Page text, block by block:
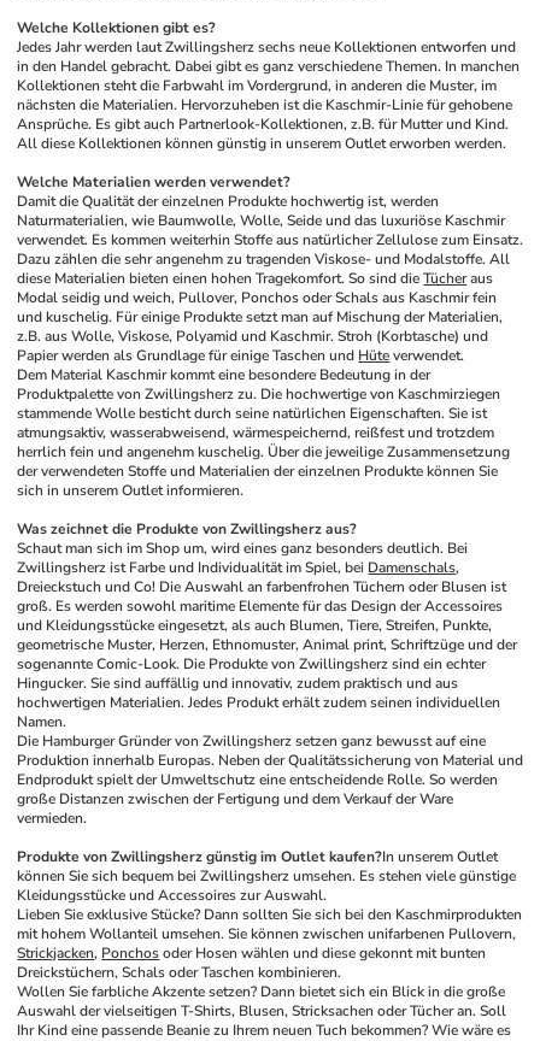
Welche Kollektionen gibt es?
Jedes Jahr werden laut Zwillingsherz sechs neue Kollektionen entworfen und
in den Handel gebracht. Dabei gibt es ganz verschiedene Themen. In manchen
Kollektionen steht die Farbwahl im Vordergrund, in anderen die Muster, im
nächsten die Materialien. Hervorzuheben ist die Kaschmir-Linie für gehobene
Ansprüche. Es gibt auch Partnerlook-Kollektionen, z.B. für Mutter und Kind.
All diese Kollektionen können günstig in unserem Outlet erworben werden.
Welche Materialien werden verwendet?
Damit die Qualität der einzelnen Produkte hochwertig ist, werden
Naturmaterialien, wie Baumwolle, Wolle, Seide und das luxuriöse Kaschmir
verwendet. Es kommen weiterhin Stoffe aus natürlicher Zellulose zum Einsatz.
Dazu zählen die sehr angenehm zu tragenden Viskose- und Modalstoffe. All
diese Materialien bieten einen hohen Tragekomfort. So sind die Tücher aus
Modal seidig und weich, Pullover, Ponchos oder Schals aus Kaschmir fein
und kuschelig. Für einige Produkte setzt man auf Mischung der Materialien,
z.B. aus Wolle, Viskose, Polyamid und Kaschmir. Stroh (Korbtasche) und
Papier werden als Grundlage für einige Taschen und Hüte verwendet.
Dem Material Kaschmir kommt eine besondere Bedeutung in der
Produktpalette von Zwillingsherz zu. Die hochwertige von Kaschmirziegen
stammende Wolle besticht durch seine natürlichen Eigenschaften. Sie ist
atmungsaktiv, wasserabweisend, wärmespeichernd, reißfest und trotzdem
herrlich fein und angenehm kuschelig. Über die jeweilige Zusammensetzung
der verwendeten Stoffe und Materialien der einzelnen Produkte können Sie
sich in unserem Outlet informieren.
Was zeichnet die Produkte von Zwillingsherz aus?
Schaut man sich im Shop um, wird eines ganz besonders deutlich. Bei
Zwillingsherz ist Farbe und Individualität im Spiel, bei Damenschals,
Dreieckstuch und Co! Die Auswahl an farbenfrohen Tüchern oder Blusen ist
groß. Es werden sowohl maritime Elemente für das Design der Accessoires
und Kleidungsstücke eingesetzt, als auch Blumen, Tiere, Streifen, Punkte,
geometrische Muster, Herzen, Ethnomuster, Animal print, Schriftzüge und der
sogenannte Comic-Look. Die Produkte von Zwillingsherz sind ein echter
Hingucker. Sie sind auffällig und innovativ, zudem praktisch und aus
hochwertigen Materialien. Jedes Produkt erhält zudem seinen individuellen
Namen.
Die Hamburger Gründer von Zwillingsherz setzen ganz bewusst auf eine
Produktion innerhalb Europas. Neben der Qualitätssicherung von Material und
Endprodukt spielt der Umweltschutz eine entscheidende Rolle. So werden
große Distanzen zwischen der Fertigung und dem Verkauf der Ware
vermieden.
Produkte von Zwillingsherz günstig im Outlet kaufen?In unserem Outlet
können Sie sich bequem bei Zwillingsherz umsehen. Es stehen viele günstige
Kleidungsstücke und Accessoires zur Auswahl.
Lieben Sie exklusive Stücke? Dann sollten Sie sich bei den Kaschmirprodukten
Strickjacken, Ponchos oder Hosen wählen und diese gekonnt mit bunten
Dreickstüchern, Schals oder Taschen kombinieren.
Wollen Sie farbliche Akzente setzen? Dann bietet sich ein Blick in die große
Auswahl der vielseitigen T-Shirts, Blusen, Stricksachen oder Tücher an. Soll
Ihr Kind eine passende Beanie zu Ihrem neuen Tuch bekommen? Wie wäre es